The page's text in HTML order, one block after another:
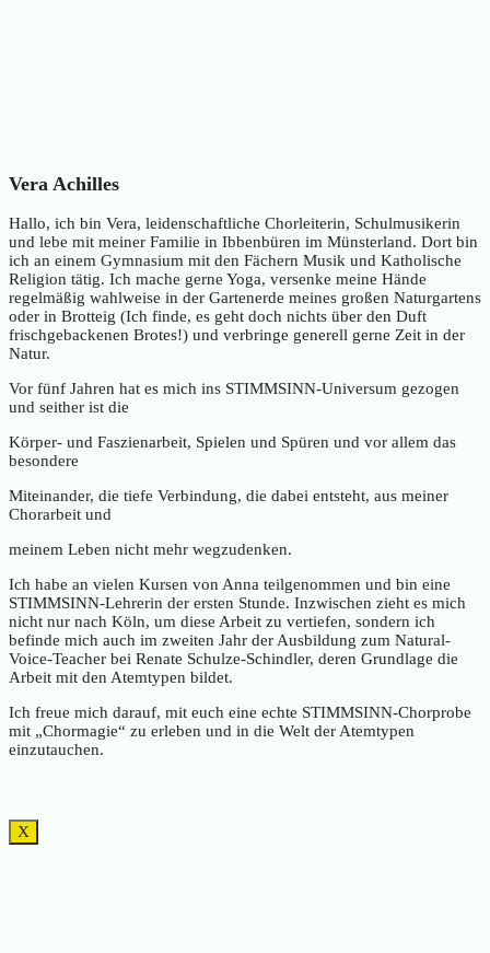
Vera Achilles
Hallo, ich bin Vera, leidenschaftliche Chorleiterin, Schulmusikerin
und lebe mit meiner Familie in Ibbenbüren im Münsterland. Dort bin
ich an einem Gymnasium mit den Fächern Musik und Katholische
Religion tätig. Ich mache gerne Yoga, versenke meine Hände
regelmäßig wahlweise in der Gartenerde meines großen Naturgartens
oder in Brotteig (Ich finde, es geht doch nichts über den Duft
frischgebackenen Brotes!) und verbringe generell gerne Zeit in der
Natur.
Vor fünf Jahren hat es mich ins STIMMSINN-Universum gezogen
und seither ist die
Körper- und Faszienarbeit, Spielen und Spüren und vor allem das
besondere
Miteinander, die tiefe Verbindung, die dabei entsteht, aus meiner
Chorarbeit und
meinem Leben nicht mehr wegzudenken.
Ich habe an vielen Kursen von Anna teilgenommen und bin eine
STIMMSINN-Lehrerin der ersten Stunde. Inzwischen zieht es mich
nicht nur nach Köln, um diese Arbeit zu vertiefen, sondern ich
befinde mich auch im zweiten Jahr der Ausbildung zum Natural-
Voice-Teacher bei Renate Schulze-Schindler, deren Grundlage die
Arbeit mit den Atemtypen bildet.
Ich freue mich darauf, mit euch eine echte STIMMSINN-Chorprobe
mit „Chormagie“ zu erleben und in die Welt der Atemtypen
einzutauchen.
X